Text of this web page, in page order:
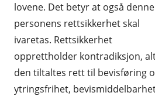
lovene. Det betyr at også denne
personens rettsikkerhet skal
ivaretas. Rettsikkerhet
opprettholder kontradiksjon,
den tiltaltes rett til bevisføring
ytringsfrihet,